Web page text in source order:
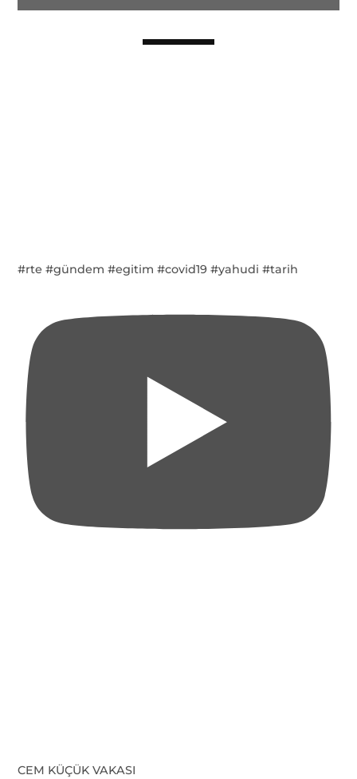
#rte #gündem #egitim #covid19 #yahudi #tarih
CEM KÜÇÜK VAKASI